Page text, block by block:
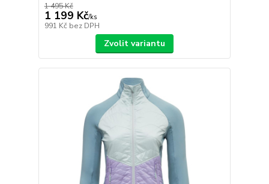
1 495 Kč
1 199 Kč/ks
991 Kč bez DPH
Zvolit variantu